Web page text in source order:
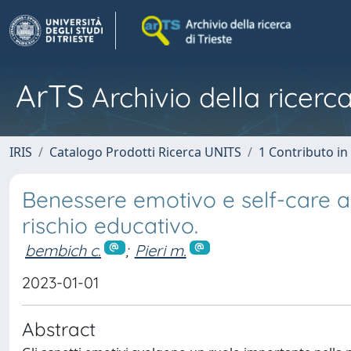
ArTS Archivio della
IRIS Catalogo Prodotti Ricerca UNITS 1 Contributo in
Benessere emotivo e self-care
rischio educativo.
bembich c. ; Pieri m.
2023-01-01
Abstract